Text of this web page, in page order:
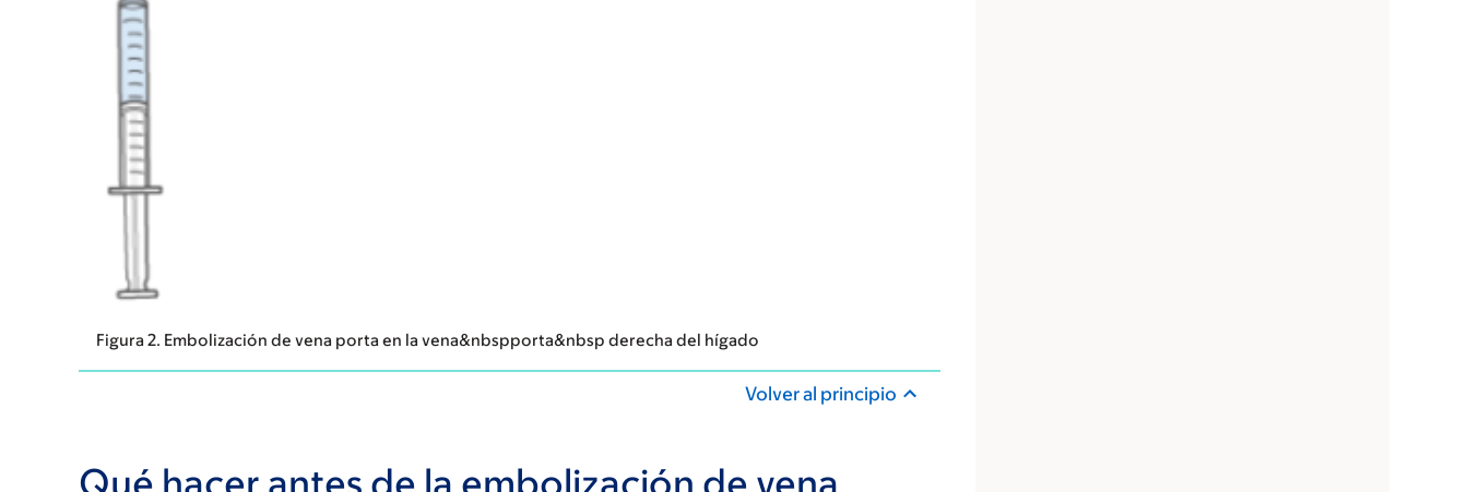
Figura 2. Embolización de vena porta en la vena&nbspporta&nbsp derecha del hígado
Volver al principio
Qué hacer antes de la embolización de vena